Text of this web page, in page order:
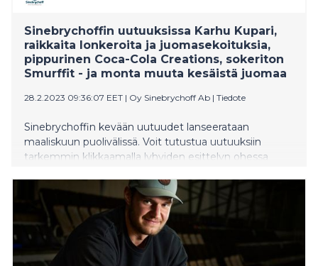
Sinebrychoffin uutuuksissa Karhu Kupari,
raikkaita lonkeroita ja juomasekoituksia,
pippurinen Coca-Cola Creations, sokeriton
Smurffit - ja monta muuta kesäistä juomaa
28.2.2023 09:36:07 EET | Oy Sinebrychoff Ab | Tiedote
Sinebrychoffin kevään uutuudet lanseerataan
maaliskuun puolivälissä. Voit tutustua uutuuksiin
tarkemmin klikkaamalla lyhyiden esittelyn ohessa
Kootusti tiedotteet löytyvät verkkosivultamme:
https://www.sinebrychoff.fi/newsroom/